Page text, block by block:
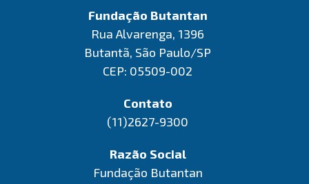
Fundação Butantan
Rua Alvarenga, 1396
Butantã, São Paulo/SP
CEP: 05509-002
Contato
(11)2627-9300
Razão Social
Fundação Butantan